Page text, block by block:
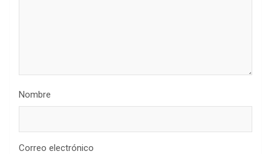
Nombre
Correo electrónico